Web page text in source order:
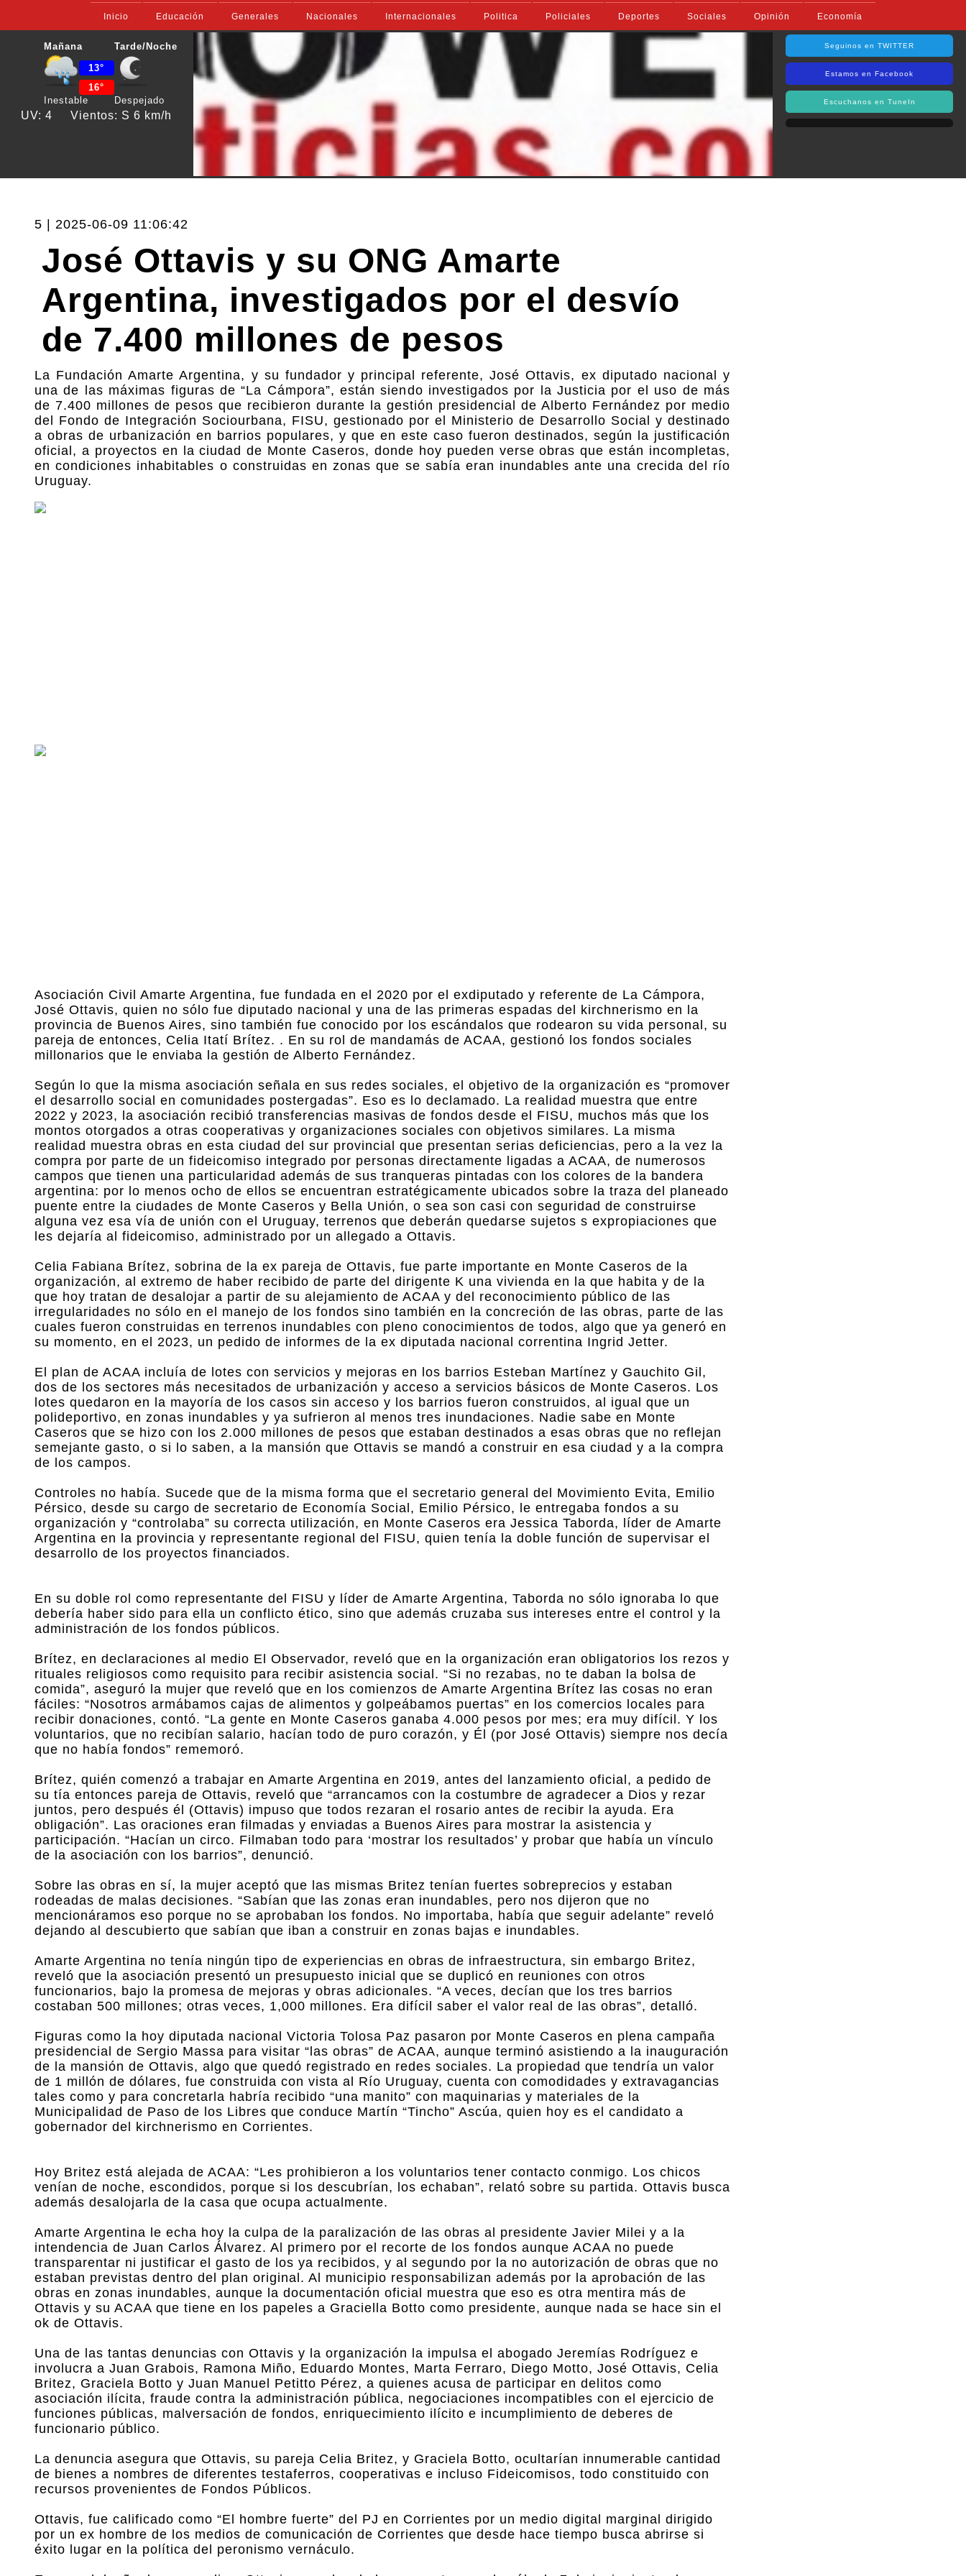
Inicio Educación Generales Nacionales Internacionales Politica Policiales Deportes Sociales Opinión Economía
Mañana
Inestable
13°
16°
Tarde/Noche
Despejado
UV: 4 Vientos: S 6 km/h
Seguinos en TWITTER
Estamos en Facebook
Escuchanos en TuneIn
5 | 2025-06-09 11:06:42
José Ottavis y su ONG Amarte
Argentina, investigados por el desvío
de 7.400 millones de pesos
La Fundación Amarte Argentina, y su fundador y principal referente, José Ottavis, ex diputado nacional y
una de las máximas figuras de “La Cámpora”, están siendo investigados por la Justicia por el uso de más
de 7.400 millones de pesos que recibieron durante la gestión presidencial de Alberto Fernández por medio
del Fondo de Integración Sociourbana, FISU, gestionado por el Ministerio de Desarrollo Social y destinado
a obras de urbanización en barrios populares, y que en este caso fueron destinados, según la justificación
oficial, a proyectos en la ciudad de Monte Caseros, donde hoy pueden verse obras que están incompletas,
en condiciones inhabitables o construidas en zonas que se sabía eran inundables ante una crecida del río
Uruguay.
Asociación Civil Amarte Argentina, fue fundada en el 2020 por el exdiputado y referente de La Cámpora,
José Ottavis, quien no sólo fue diputado nacional y una de las primeras espadas del kirchnerismo en la
provincia de Buenos Aires, sino también fue conocido por los escándalos que rodearon su vida personal, su
pareja de entonces, Celia Itatí Brítez. . En su rol de mandamás de ACAA, gestionó los fondos sociales
millonarios que le enviaba la gestión de Alberto Fernández.
Según lo que la misma asociación señala en sus redes sociales, el objetivo de la organización es “promover
el desarrollo social en comunidades postergadas”. Eso es lo declamado. La realidad muestra que entre
2022 y 2023, la asociación recibió transferencias masivas de fondos desde el FISU, muchos más que los
montos otorgados a otras cooperativas y organizaciones sociales con objetivos similares. La misma
realidad muestra obras en esta ciudad del sur provincial que presentan serias deficiencias, pero a la vez la
compra por parte de un fideicomiso integrado por personas directamente ligadas a ACAA, de numerosos
campos que tienen una particularidad además de sus tranqueras pintadas con los colores de la bandera
argentina: por lo menos ocho de ellos se encuentran estratégicamente ubicados sobre la traza del planeado
puente entre la ciudades de Monte Caseros y Bella Unión, o sea son casi con seguridad de construirse
alguna vez esa vía de unión con el Uruguay, terrenos que deberán quedarse sujetos s expropiaciones que
les dejaría al fideicomiso, administrado por un allegado a Ottavis.
Celia Fabiana Brítez, sobrina de la ex pareja de Ottavis, fue parte importante en Monte Caseros de la
organización, al extremo de haber recibido de parte del dirigente K una vivienda en la que habita y de la
que hoy tratan de desalojar a partir de su alejamiento de ACAA y del reconocimiento público de las
irregularidades no sólo en el manejo de los fondos sino también en la concreción de las obras, parte de las
cuales fueron construidas en terrenos inundables con pleno conocimientos de todos, algo que ya generó en
su momento, en el 2023, un pedido de informes de la ex diputada nacional correntina Ingrid Jetter.
El plan de ACAA incluía de lotes con servicios y mejoras en los barrios Esteban Martínez y Gauchito Gil,
dos de los sectores más necesitados de urbanización y acceso a servicios básicos de Monte Caseros. Los
lotes quedaron en la mayoría de los casos sin acceso y los barrios fueron construidos, al igual que un
polideportivo, en zonas inundables y ya sufrieron al menos tres inundaciones. Nadie sabe en Monte
Caseros que se hizo con los 2.000 millones de pesos que estaban destinados a esas obras que no reflejan
semejante gasto, o si lo saben, a la mansión que Ottavis se mandó a construir en esa ciudad y a la compra
de los campos.
Controles no había. Sucede que de la misma forma que el secretario general del Movimiento Evita, Emilio
Pérsico, desde su cargo de secretario de Economía Social, Emilio Pérsico, le entregaba fondos a su
organización y “controlaba” su correcta utilización, en Monte Caseros era Jessica Taborda, líder de Amarte
Argentina en la provincia y representante regional del FISU, quien tenía la doble función de supervisar el
desarrollo de los proyectos financiados.
En su doble rol como representante del FISU y líder de Amarte Argentina, Taborda no sólo ignoraba lo que
debería haber sido para ella un conflicto ético, sino que además cruzaba sus intereses entre el control y la
administración de los fondos públicos.
Brítez, en declaraciones al medio El Observador, reveló que en la organización eran obligatorios los rezos y
rituales religiosos como requisito para recibir asistencia social. “Si no rezabas, no te daban la bolsa de
comida”, aseguró la mujer que reveló que en los comienzos de Amarte Argentina Brítez las cosas no eran
fáciles: “Nosotros armábamos cajas de alimentos y golpeábamos puertas” en los comercios locales para
recibir donaciones, contó. “La gente en Monte Caseros ganaba 4.000 pesos por mes; era muy difícil. Y los
voluntarios, que no recibían salario, hacían todo de puro corazón, y Él (por José Ottavis) siempre nos decía
que no había fondos” rememoró.
Brítez, quién comenzó a trabajar en Amarte Argentina en 2019, antes del lanzamiento oficial, a pedido de
su tía entonces pareja de Ottavis, reveló que “arrancamos con la costumbre de agradecer a Dios y rezar
juntos, pero después él (Ottavis) impuso que todos rezaran el rosario antes de recibir la ayuda. Era
obligación”. Las oraciones eran filmadas y enviadas a Buenos Aires para mostrar la asistencia y
participación. “Hacían un circo. Filmaban todo para ‘mostrar los resultados’ y probar que había un vínculo
de la asociación con los barrios”, denunció.
Sobre las obras en sí, la mujer aceptó que las mismas Britez tenían fuertes sobreprecios y estaban
rodeadas de malas decisiones. “Sabían que las zonas eran inundables, pero nos dijeron que no
mencionáramos eso porque no se aprobaban los fondos. No importaba, había que seguir adelante” reveló
dejando al descubierto que sabían que iban a construir en zonas bajas e inundables.
Amarte Argentina no tenía ningún tipo de experiencias en obras de infraestructura, sin embargo Britez,
reveló que la asociación presentó un presupuesto inicial que se duplicó en reuniones con otros
funcionarios, bajo la promesa de mejoras y obras adicionales. “A veces, decían que los tres barrios
costaban 500 millones; otras veces, 1,000 millones. Era difícil saber el valor real de las obras”, detalló.
Figuras como la hoy diputada nacional Victoria Tolosa Paz pasaron por Monte Caseros en plena campaña
presidencial de Sergio Massa para visitar “las obras” de ACAA, aunque terminó asistiendo a la inauguración
de la mansión de Ottavis, algo que quedó registrado en redes sociales. La propiedad que tendría un valor
de 1 millón de dólares, fue construida con vista al Río Uruguay, cuenta con comodidades y extravagancias
tales como y para concretarla habría recibido “una manito” con maquinarias y materiales de la
Municipalidad de Paso de los Libres que conduce Martín “Tincho” Ascúa, quien hoy es el candidato a
gobernador del kirchnerismo en Corrientes.
Hoy Britez está alejada de ACAA: “Les prohibieron a los voluntarios tener contacto conmigo. Los chicos
venían de noche, escondidos, porque si los descubrían, los echaban”, relató sobre su partida. Ottavis busca
además desalojarla de la casa que ocupa actualmente.
Amarte Argentina le echa hoy la culpa de la paralización de las obras al presidente Javier Milei y a la
intendencia de Juan Carlos Álvarez. Al primero por el recorte de los fondos aunque ACAA no puede
transparentar ni justificar el gasto de los ya recibidos, y al segundo por la no autorización de obras que no
estaban previstas dentro del plan original. Al municipio responsabilizan además por la aprobación de las
obras en zonas inundables, aunque la documentación oficial muestra que eso es otra mentira más de
Ottavis y su ACAA que tiene en los papeles a Graciella Botto como presidente, aunque nada se hace sin el
ok de Ottavis.
Una de las tantas denuncias con Ottavis y la organización la impulsa el abogado Jeremías Rodríguez e
involucra a Juan Grabois, Ramona Miño, Eduardo Montes, Marta Ferraro, Diego Motto, José Ottavis, Celia
Britez, Graciela Botto y Juan Manuel Petitto Pérez, a quienes acusa de participar en delitos como
asociación ilícita, fraude contra la administración pública, negociaciones incompatibles con el ejercicio de
funciones públicas, malversación de fondos, enriquecimiento ilícito e incumplimiento de deberes de
funcionario público.
La denuncia asegura que Ottavis, su pareja Celia Britez, y Graciela Botto, ocultarían innumerable cantidad
de bienes a nombres de diferentes testaferros, cooperativas e incluso Fideicomisos, todo constituido con
recursos provenientes de Fondos Públicos.
Ottavis, fue calificado como “El hombre fuerte” del PJ en Corrientes por un medio digital marginal dirigido
por un ex hombre de los medios de comunicación de Corrientes que desde hace tiempo busca abrirse si
éxito lugar en la política del peronismo vernáculo.